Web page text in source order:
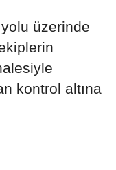
üzerinde
kontrol altına